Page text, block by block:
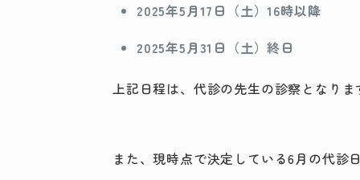
2025年5月17日（土）16時以降
2025年5月31日（土）終日
上記日程は、代診の先生の診察となりま
また、現時点で決定している6月の代診